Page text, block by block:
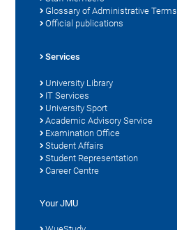
Glossary of Administrative Terms
Official publications
Services
University Library
IT Services
University Sport
Academic Advisory Service
Examination Office
Student Affairs
Student Representation
Career Centre
Your JMU